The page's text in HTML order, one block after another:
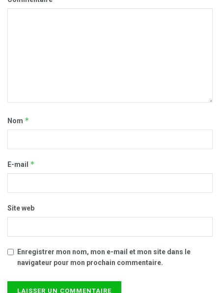
Nom *
E-mail *
Site web
Enregistrer mon nom, mon e-mail et mon site dans le
navigateur pour mon prochain commentaire.